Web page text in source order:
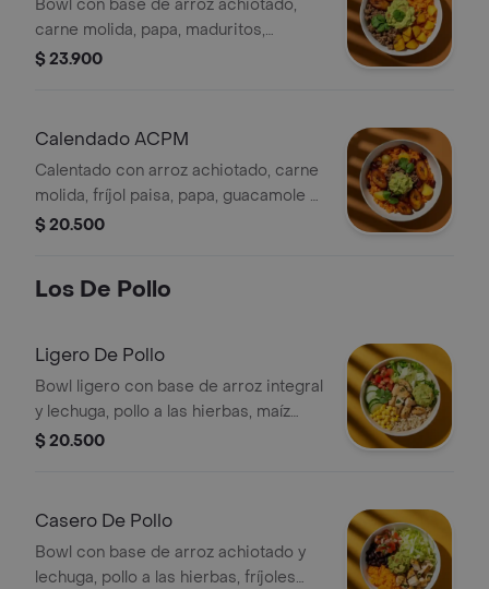
Bowl con base de arroz achiotado,
carne molida, papa, maduritos,
guacamole y cilantro.
$ 23.900
Calendado ACPM
Calentado con arroz achiotado, carne
molida, fríjol paisa, papa, guacamole y
cilantro (todo viene revuelto).
$ 20.500
Los De Pollo
Ligero De Pollo
Bowl ligero con base de arroz integral
y lechuga, pollo a las hierbas, maíz
tierno, pepino, tomate, guacamole y
$ 20.500
Casero De Pollo
Bowl con base de arroz achiotado y
lechuga, pollo a las hierbas, fríjoles